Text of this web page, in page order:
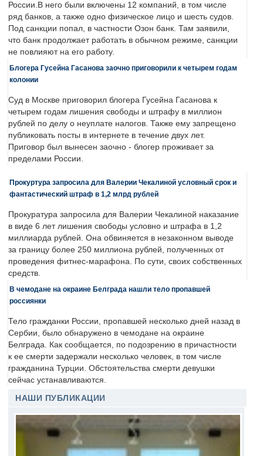
России.В него были включены 12 компаний, в том числе
ряд банков, а также одно физическое лицо и шесть судов.
Под санкции попал, в частности Озон банк. Там заявили,
что банк продолжает работать в обычном режиме, санкции
не повлияют на его работу.
Блогера Гусейна Гасанова заочно приговорили к четырем годам
колонии
Суд в Москве приговорил блогера Гусейна Гасанова к
четырем годам лишения свободы и штрафу в миллион
рублей по делу о неуплате налогов. Также ему запрещено
публиковать посты в интернете в течение двух лет.
Приговор был вынесен заочно - блогер проживает за
пределами России.
Прокуртура запросила для Валерии Чекалиной условный срок и
фантастический штраф в 1,2 млрд рублей
Прокуратура запросила для Валерии Чекалиной наказание
в виде 6 лет лишения свободы условно и штрафа в 1,2
миллиарда рублей. Она обвиняется в незаконном выводе
за границу более 250 миллиона рублей, полученных от
проведения фитнес-марафона. По сути, своих собственных
средств.
В чемодане на окраине Белграда нашли тело пропавшей
россиянки
Тело гражданки России, пропавшей несколько дней назад в
Сербии, было обнаружено в чемодане на окраине
Белграда. Как сообщается, по подозрению в причастности
к ее смерти задержали несколько человек, в том числе
гражданина Турции. Обстоятельства смерти девушки
сейчас устанавливаются.
НАШИ ПУБЛИКАЦИИ